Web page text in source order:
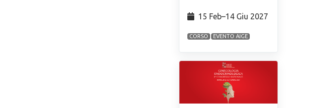
15 Feb⁠–14 Giu 2027
CORSO EVENTO AIGE